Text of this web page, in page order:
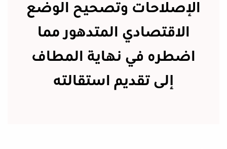
الإصلاحات وتصحيح الوضع
الاقتصادي المتدهور مما
اضطره في نهاية المطاف
إلى تقديم استقالته